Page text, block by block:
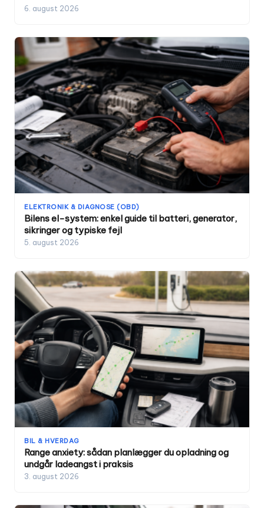
6. august 2026
ELEKTRONIK & DIAGNOSE (OBD)
Bilens el-system: enkel guide til batteri, generator,
sikringer og typiske fejl
5. august 2026
BIL & HVERDAG
Range anxiety: sådan planlægger du opladning og
undgår ladeangst i praksis
3. august 2026